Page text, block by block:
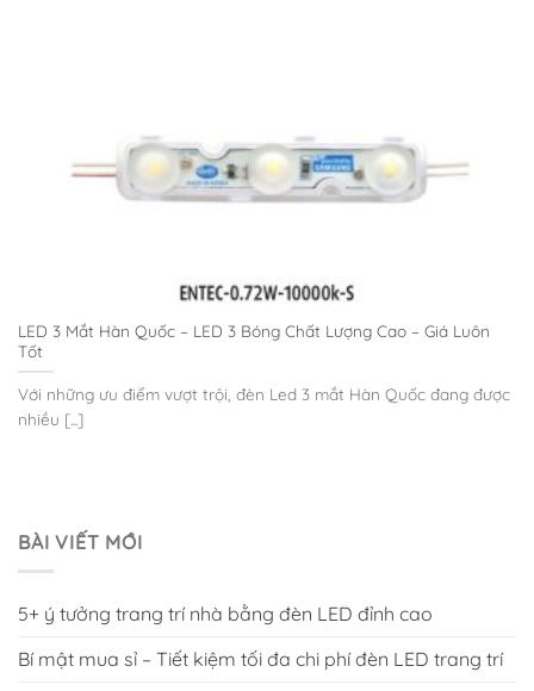
LED 3 Mắt Hàn Quốc – LED 3 Bóng Chất Lượng Cao – Giá Luôn
Tốt
Với những ưu điểm vượt trội, đèn Led 3 mắt Hàn Quốc đang được
nhiều [...]
BÀI VIẾT MỚI
5+ ý tưởng trang trí nhà bằng đèn LED đỉnh cao
Bí mật mua sỉ – Tiết kiệm tối đa chi phí đèn LED trang trí